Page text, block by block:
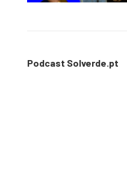
Podcast Solverde.pt